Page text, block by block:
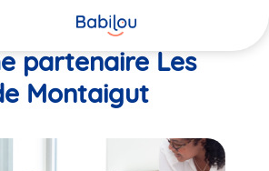
partenaire Les
Montaigut